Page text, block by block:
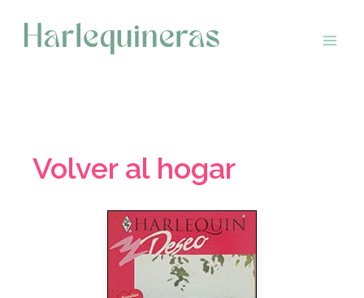
contenido
Volver al hogar